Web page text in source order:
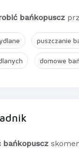
bańkopuscz
puszczanie
domowe
bańkopuscz